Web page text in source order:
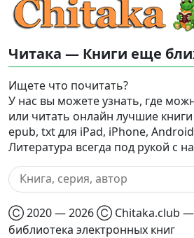
Читака — Книги еще
Ищете что почитать?
У нас вы можете узнать, где
или читать онлайн лучшие
epub, txt для iPad, iPhone,
Литература всегда под рукой с
Ⓒ 2020 — 2026 Ⓒ Chitaka.club
библиотека электронных книг